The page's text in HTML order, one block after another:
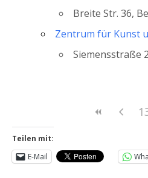
Breite Str. 36,
Zentrum für Kunst
Siemensstraße
Teilen mit:
E-Mail